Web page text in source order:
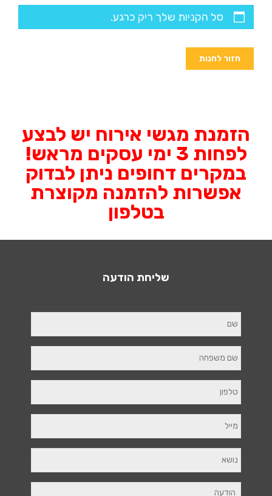
סל הקניות שלך ריק כרגע.
חזור לחנות
הזמנת מגשי אירוח יש לבצע
לפחות 3 ימי עסקים מראש!
במקרים דחופים ניתן לבדוק
אפשרות להזמנה מקוצרת
בטלפון
שליחת הודעה